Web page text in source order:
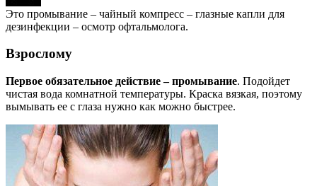
Это промывание – чайный компресс – глазные капли для
дезинфекции – осмотр офтальмолога.
Взрослому
Первое обязательное действие – промывание. Подойдет
чистая вода комнатной температуры. Краска вязкая, поэтому
вымывать ее с глаза нужно как можно быстрее.